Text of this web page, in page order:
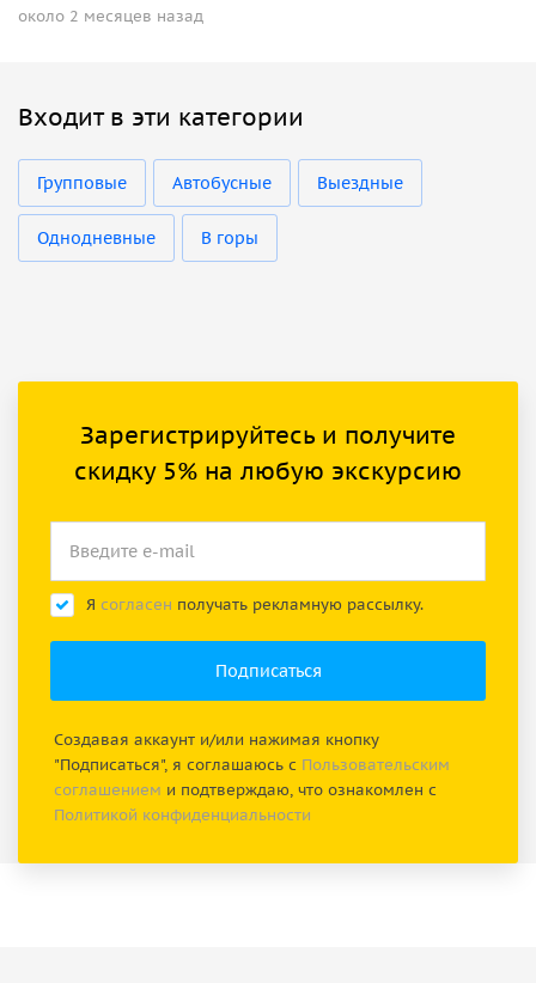
около 2 месяцев назад
Входит в эти категории
Групповые Автобусные Выездные
Однодневные В горы
Зарегистрируйтесь и получите
скидку 5% на любую экскурсию
Я согласен получать рекламную рассылку.
Создавая аккаунт и/или нажимая кнопку
"Подписаться", я соглашаюсь с Пользовательским
соглашением и подтверждаю, что ознакомлен с
Политикой конфиденциальности